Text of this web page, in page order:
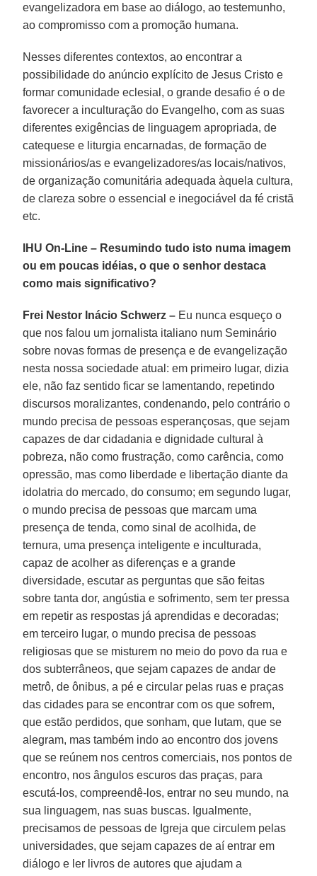
evangelizadora em base ao diálogo, ao testemunho,
ao compromisso com a promoção humana.
Nesses diferentes contextos, ao encontrar a
possibilidade do anúncio explícito de Jesus Cristo e
formar comunidade eclesial, o grande desafio é o de
favorecer a inculturação do Evangelho, com as suas
diferentes exigências de linguagem apropriada, de
catequese e liturgia encarnadas, de formação de
missionários/as e evangelizadores/as locais/nativos,
de organização comunitária adequada àquela cultura,
de clareza sobre o essencial e inegociável da fé cristã
etc.
IHU On-Line – Resumindo tudo isto numa imagem
ou em poucas idéias, o que o senhor destaca
como mais significativo?
Frei Nestor Inácio Schwerz – Eu nunca esqueço o
que nos falou um jornalista italiano num Seminário
sobre novas formas de presença e de evangelização
nesta nossa sociedade atual: em primeiro lugar, dizia
ele, não faz sentido ficar se lamentando, repetindo
discursos moralizantes, condenando, pelo contrário o
mundo precisa de pessoas esperançosas, que sejam
capazes de dar cidadania e dignidade cultural à
pobreza, não como frustração, como carência, como
opressão, mas como liberdade e libertação diante da
idolatria do mercado, do consumo; em segundo lugar,
o mundo precisa de pessoas que marcam uma
presença de tenda, como sinal de acolhida, de
ternura, uma presença inteligente e inculturada,
capaz de acolher as diferenças e a grande
diversidade, escutar as perguntas que são feitas
sobre tanta dor, angústia e sofrimento, sem ter pressa
em repetir as respostas já aprendidas e decoradas;
em terceiro lugar, o mundo precisa de pessoas
religiosas que se misturem no meio do povo da rua e
dos subterrâneos, que sejam capazes de andar de
metrô, de ônibus, a pé e circular pelas ruas e praças
das cidades para se encontrar com os que sofrem,
que estão perdidos, que sonham, que lutam, que se
alegram, mas também indo ao encontro dos jovens
que se reúnem nos centros comerciais, nos pontos de
encontro, nos ângulos escuros das praças, para
escutá-los, compreendê-los, entrar no seu mundo, na
sua linguagem, nas suas buscas. Igualmente,
precisamos de pessoas de Igreja que circulem pelas
universidades, que sejam capazes de aí entrar em
diálogo e ler livros de autores que ajudam a